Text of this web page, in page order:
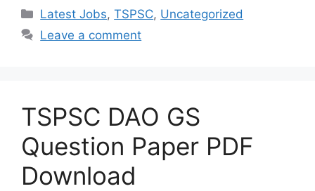
Categories
Latest Jobs,TSPSC, Uncategorized
Leave a comment
TSPSC DAO GS
Question Paper PDF
Download